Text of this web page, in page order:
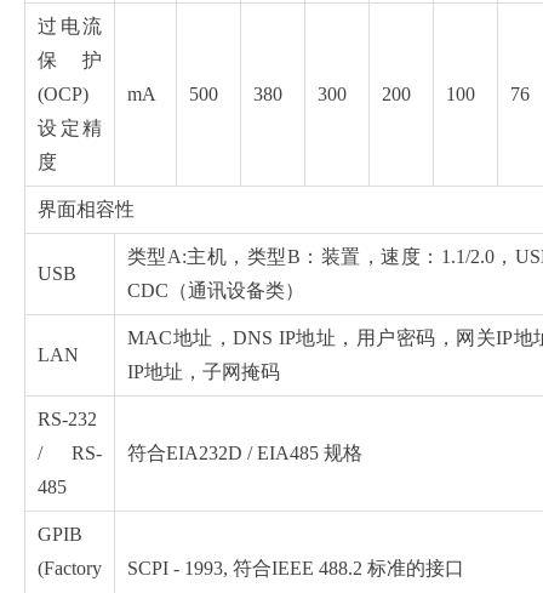
过电流
保护
(OCP)
设定精
度
mA 500 380 300 200 100 76
界面相容性
USB
类型A:主机，类型B：装置，速度：1.1/2.0，
CDC（通讯设备类）
LAN
MAC地址，DNS IP地址，用户密码，网关IP地
IP地址，子网掩码
RS-232
/ RS-
485
符合EIA232D / EIA485 规格
GPIB
(Factory
SCPI - 1993, 符合IEEE 488.2 标准的接口